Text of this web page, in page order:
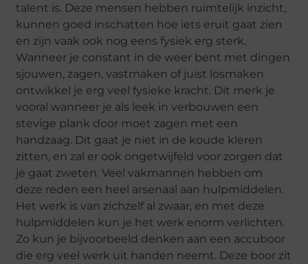
talent is. Deze mensen hebben ruimtelijk inzicht,
kunnen goed inschatten hoe iets eruit gaat zien
en zijn vaak ook nog eens fysiek erg sterk.
Wanneer je constant in de weer bent met dingen
sjouwen, zagen, vastmaken of juist losmaken
ontwikkel je erg veel fysieke kracht. Dit merk je
vooral wanneer je als leek in verbouwen een
stevige plank door moet zagen met een
handzaag. Dit gaat je niet in de koude kleren
zitten, en zal er ook ongetwijfeld voor zorgen dat
je gaat zweten. Veel vakmannen hebben om
deze reden een heel arsenaal aan hulpmiddelen.
Het werk is van zichzelf al zwaar, en met deze
hulpmiddelen kun je het werk enorm verlichten.
Zo kun je bijvoorbeeld denken aan een accuboor
die erg veel werk uit handen neemt. Deze boor zit